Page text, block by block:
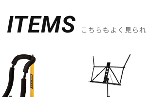
ITEMS こちらもよく見ら